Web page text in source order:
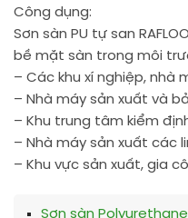
Công dụng:
Sơn sàn PU tự san
bề mặt sàn trong môi
– Các khu xí nghiệp, nhà
– Nhà máy sản xuất và
– Khu trung tâm kiểm
– Nhà máy sản xuất các
– Khu vực sản xuất, gia
Sơn sàn Polyurethane